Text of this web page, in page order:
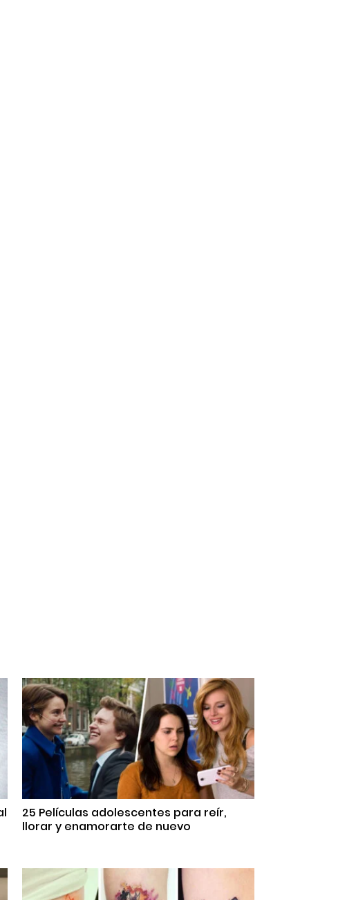
25 Películas adolescentes para reír,
llorar y enamorarte de nuevo